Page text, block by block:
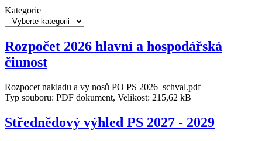
Kategorie
Rozpočet 2026 hlavní a hospodářská
činnost
Rozpocet nakladu a vy nosů PO PS 2026_schval.pdf
Typ souboru: PDF dokument, Velikost: 215,62 kB
Střednědový výhled PS 2027 - 2029